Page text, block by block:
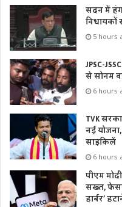
सदन में
विधायकों
5 hours
JPSC-
से सोनम
6 hours
TVK
नई
साइकिलें
6 hours
पीएम
सख्त,
हार्बर’